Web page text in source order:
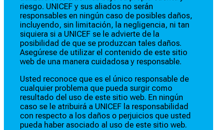
riesgo. UNICEF y sus aliados no serán
responsables en ningún caso de posibles daños,
incluyendo, sin limitación, la negligencia, ni tan
siquiera si a UNICEF se le advierte de la
posibilidad de que se produzcan tales daños.
Asegúrese de utilizar el contenido de este sitio
web de una manera cuidadosa y responsable.
Usted reconoce que es el único responsable de
cualquier problema que pueda surgir como
resultado del uso de este sitio web. En ningún
caso se le atribuirá a UNICEF la responsabilidad
con respecto a los daños o perjuicios que usted
pueda haber asociado al uso de este sitio web.